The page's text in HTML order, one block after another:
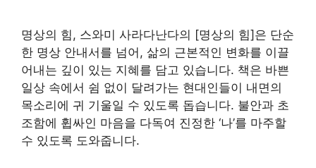
명상의 힘, 스와미 사라다난다의 [명상의 힘]은 단순
한 명상 안내서를 넘어, 삶의 근본적인 변화를 이끌
어내는 깊이 있는 지혜를 담고 있습니다. 책은 바쁜
일상 속에서 쉼 없이 달려가는 현대인들이 내면의
목소리에 귀 기울일 수 있도록 돕습니다. 불안과 초
조함에 휩싸인 마음을 다독여 진정한 ‘나’를 마주할
수 있도록 도와줍니다.